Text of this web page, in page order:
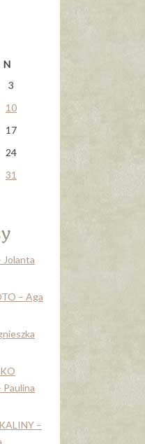
N
3
10
17
24
31
Jolanta
– Aga
–